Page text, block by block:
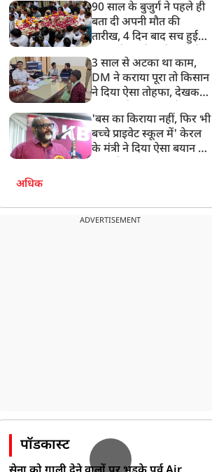
90 साल के बुजुर्ग ने पहले ही
बता दी अपनी मौत की
तारीख, 4 दिन बाद सच हुई
साथ निकाली अंतिम यात्रा
3 साल से अटका था काम,
DM ने कराया पूरा तो किसान
ने दिया ऐसा तोहफा, देखकर
अनमोल कुछ नहीं
'बस का किराया नहीं, फिर भी
बच्चे प्राइवेट स्कूल में' केरल
के मंत्री ने दिया ऐसा बयान की
अधिक
ADVERTISEMENT
पॉडकास्ट